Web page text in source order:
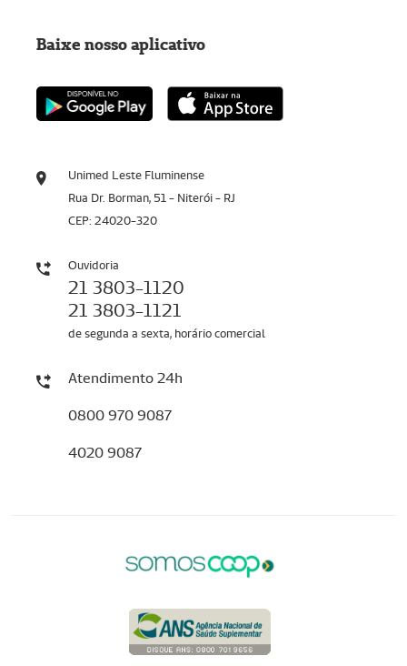
Unimed Leste Fluminense
Rua Dr. Borman, 51 - Niterói - RJ
CEP: 24020-320
Ouvidoria
21 3803-1120
21 3803-1121
de segunda a sexta, horário comercial
Atendimento 24h
0800 970 9087
4020 9087
Baixe nosso aplicativo